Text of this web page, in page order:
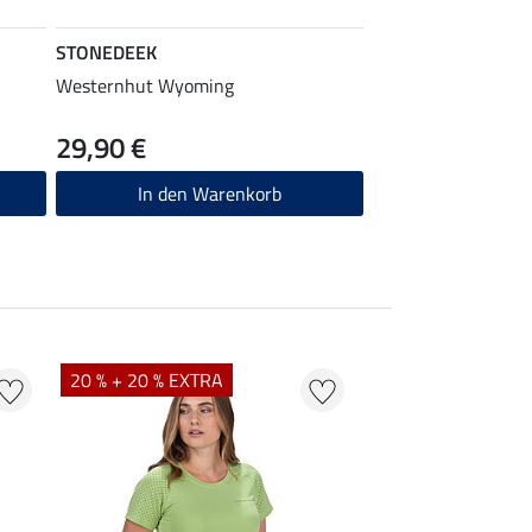
STONEDEEK
Westernhut Wyoming
29,90 €
In den Warenkorb
20 % + 20 % EXTRA